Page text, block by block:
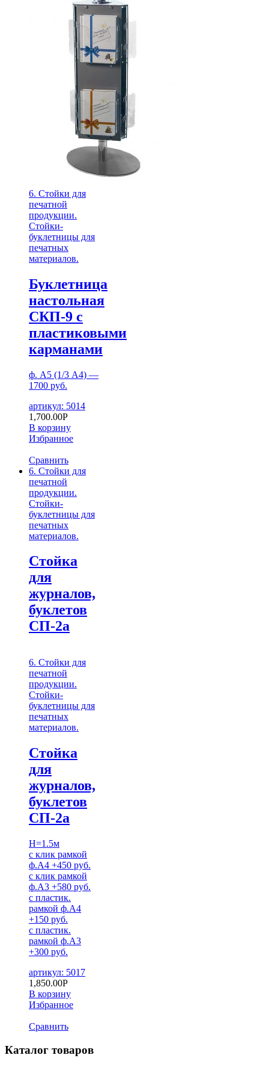
6. Стойки для
печатной
продукции.
Стойки-
буклетницы для
печатных
материалов.
Буклетница
настольная
СКП-9 с
пластиковыми
карманами
ф. А5 (1/3 А4) —
1700 руб.
артикул: 5014
1,700.00Р
В корзину
Избранное
Сравнить
6. Стойки для
печатной
продукции.
Стойки-
буклетницы для
печатных
материалов.
Стойка
для
журналов,
буклетов
СП-2а
6. Стойки для
печатной
продукции.
Стойки-
буклетницы для
печатных
материалов.
Стойка
для
журналов,
буклетов
СП-2а
H=1.5м
с клик рамкой
ф.А4 +450 руб.
с клик рамкой
ф.А3 +580 руб.
с пластик.
рамкой ф.А4
+150 руб.
с пластик.
рамкой ф.А3
+300 руб.
артикул: 5017
1,850.00Р
В корзину
Избранное
Сравнить
Каталог товаров